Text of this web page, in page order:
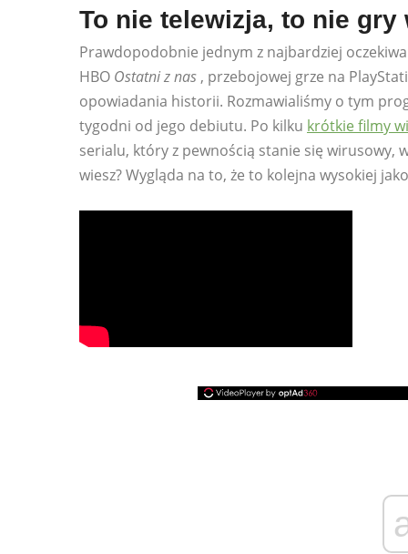
To nie telewizja, to nie gry
Prawdopodobnie jednym z najbardziej
HBO Ostatni z nas , przebojowej grze na
opowiadania historii. Rozmawialiśmy o tym
tygodni od jego debiutu. Po kilku krótkie filmy
serialu, który z pewnością stanie się wirusowy,
wiesz? Wygląda na to, że to kolejna wysokiej